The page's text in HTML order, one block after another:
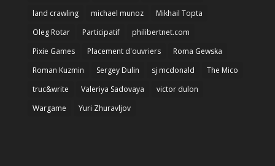
land crawling
michael munoz
Mikhail Topta
Oleg Rotar
Participatif
philibertnet.com
Pixie Games
Placement d'ouvriers
Roma Gewska
Roman Kuzmin
Sergey Dulin sj mcdonald
The Mico
truc&write
Valeriya Sadovaya
victor dulon
Wargame
Yuri Zhuravljov